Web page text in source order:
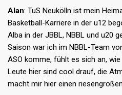
Alan: TuS Neukölln ist mein
Basketball-Karriere in der u12
Alba in der JBBL, NBBL und u20
Saison war ich im NBBL-Team
ASO komme, fühlt es sich an,
Leute hier sind cool drauf, die
macht mir hier einen